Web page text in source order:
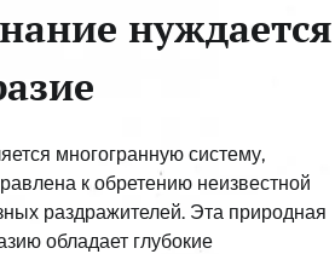
нуждается
многогранную систему,
к обретению неизвестной
раздражителей. Эта природная
обладает глубокие